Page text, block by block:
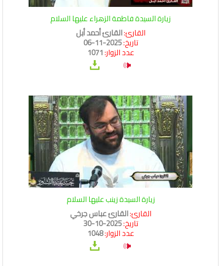
زيارة السيدة فاطمة الزهراء عليها السلام
القارئ:القارئ أحمد أبل
تاريخ:2025-11-06
عدد الزوار:1071
زيارة السيدة زينب عليها السلام
القارئ:القارئ عباس جرخي
تاريخ:2025-10-30
عدد الزوار:1048